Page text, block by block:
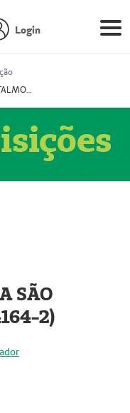
Login
Prestador OFTALMOCLÍNICA SÃO GONÇALO (55004164-2)
SÃO
2)